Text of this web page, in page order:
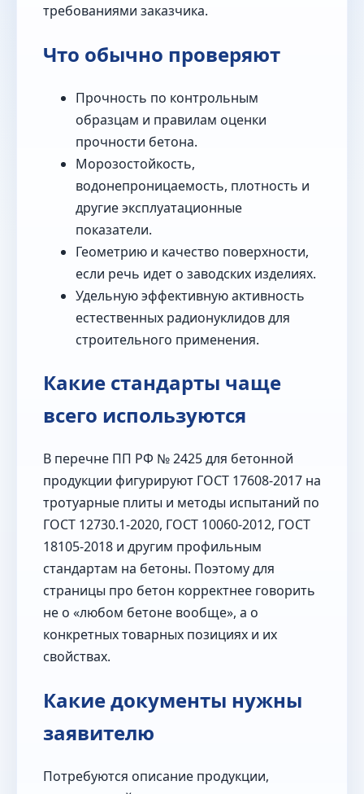
требованиями заказчика.
Что обычно проверяют
Прочность по контрольным
образцам и правилам оценки
прочности бетона.
Морозостойкость,
водонепроницаемость, плотность и
другие эксплуатационные
показатели.
Геометрию и качество поверхности,
если речь идет о заводских изделиях.
Удельную эффективную активность
естественных радионуклидов для
строительного применения.
Какие стандарты чаще
всего используются
В перечне ПП РФ № 2425 для бетонной
продукции фигурируют ГОСТ 17608-2017 на
тротуарные плиты и методы испытаний по
ГОСТ 12730.1-2020, ГОСТ 10060-2012, ГОСТ
18105-2018 и другим профильным
стандартам на бетоны. Поэтому для
страницы про бетон корректнее говорить
не о «любом бетоне вообще», а о
конкретных товарных позициях и их
свойствах.
Какие документы нужны
заявителю
Потребуются описание продукции,